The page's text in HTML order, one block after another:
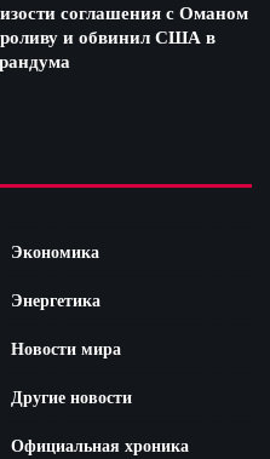
соглашения с Оманом
и обвинил США в
Экономика
Энергетика
Новости мира
Другие новости
Официальная хроника